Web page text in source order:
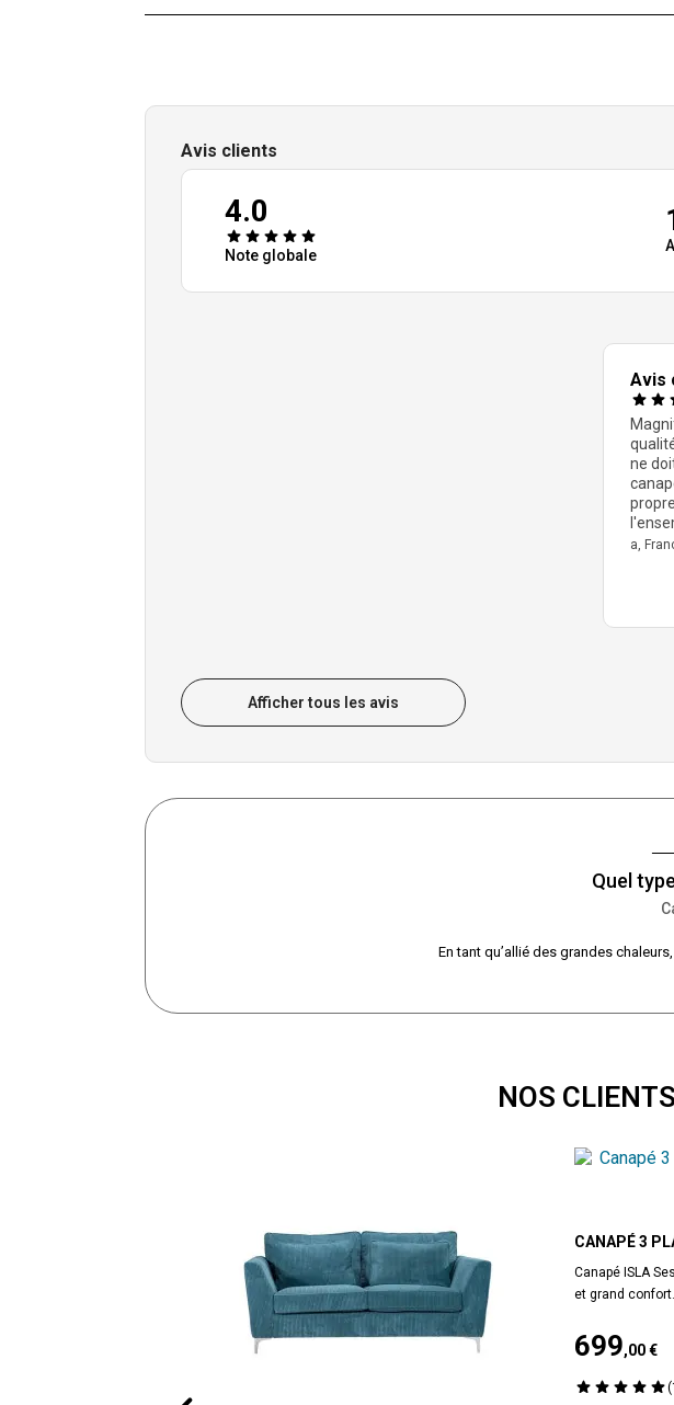
Avis clients
4.0
Note globale
Avis
ne
a,
Afficher tous les avis
Quel
En tant qu’allié des grandes
NOS
CANAPÉ 3
BLEU
Canapé ISLA
et grand
g/m ², 100 %
massif (pin) et
PU haute
699,00 €